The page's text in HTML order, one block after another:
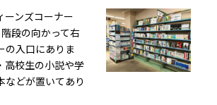
ーンズコーナー
段の向かって右
の入口にありま
高校生の小説や学
などが置いてあり